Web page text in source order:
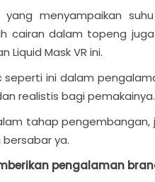
yang menyampaikan
cairan dalam topeng
Mask VR ini.
ini dalam
realistis bagi pemakainya.
tahap
ya.
pengalaman